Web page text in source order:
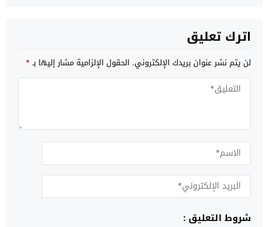
اترك تعليق
لن يتم نشر عنوان بريدك الإلكتروني. الحقول الإلزامية مشار إليها بـ*
شروط التعليق :